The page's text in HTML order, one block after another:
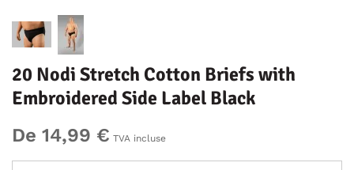
20 Nodi Stretch Cotton Briefs with
Embroidered Side Label Black
De 14,99 € TVA incluse